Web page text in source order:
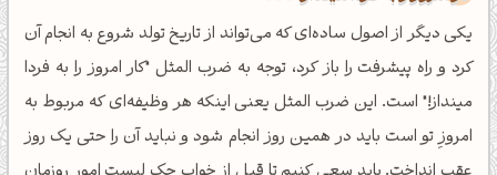
یکی دیگر از اصول ساده‌ای که می‌تواند از تاریخ تولد شروع به انجام آن
کرد و راه پیشرفت را باز کرد، توجه به ضرب المثل "کار امروز را به فردا
مینداز!" است. این ضرب المثل یعنی اینکه هر وظیفه‌ای که مربوط به
امروزِ تو است باید در همین روز انجام شود و نباید آن را حتی یک روز